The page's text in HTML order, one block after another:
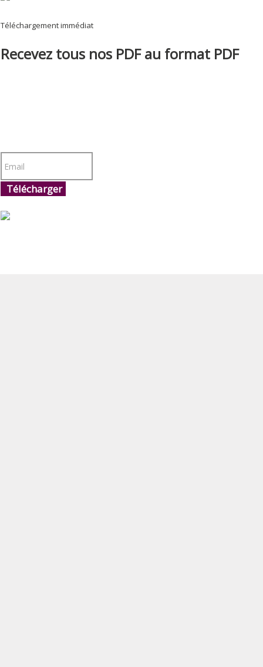
Téléchargement immédiat
Recevez tous nos PDF au format PDF
Télécharger